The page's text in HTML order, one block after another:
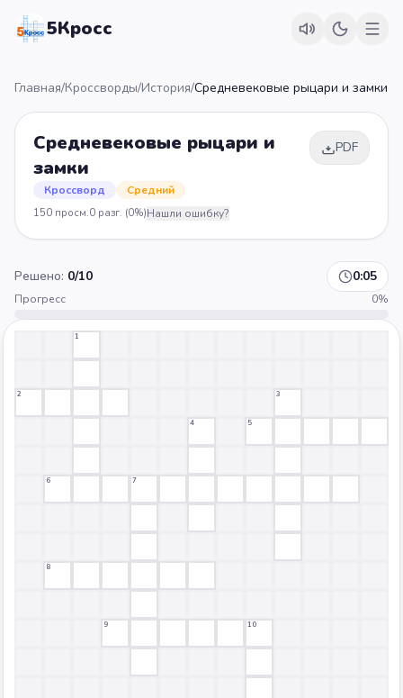
5Кросс
Главная/Кроссворды/История/Средневековые рыцари и замки
Средневековые рыцари и
замки
Кроссворд Средний
PDF
150 просм.0 разг. (0%)Нашли ошибку?
Решено: 0/10 0:06
Прогресс 0%
1
2 3
4 5
6 7
8
9 10